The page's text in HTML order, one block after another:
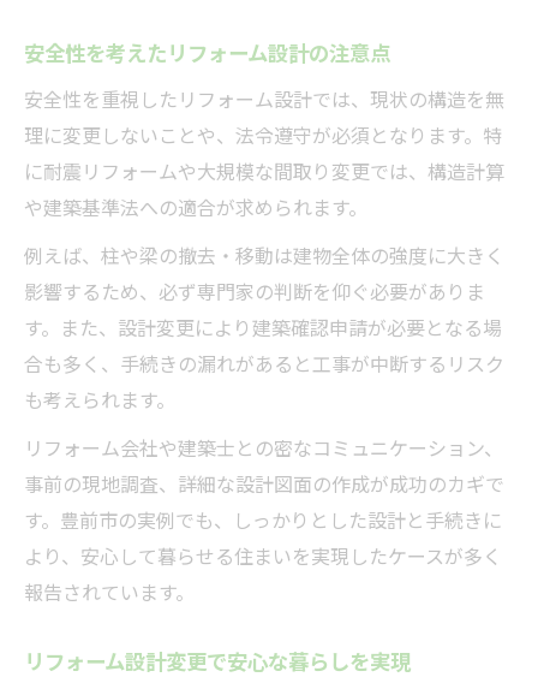
安全性を考えたリフォーム設計の注意点
安全性を重視したリフォーム設計では、現状の構造を無
理に変更しないことや、法令遵守が必須となります。特
に耐震リフォームや大規模な間取り変更では、構造計算
や建築基準法への適合が求められます。
例えば、柱や梁の撤去・移動は建物全体の強度に大きく
影響するため、必ず専門家の判断を仰ぐ必要がありま
す。また、設計変更により建築確認申請が必要となる場
合も多く、手続きの漏れがあると工事が中断するリスク
も考えられます。
リフォーム会社や建築士との密なコミュニケーション、
事前の現地調査、詳細な設計図面の作成が成功のカギで
す。豊前市の実例でも、しっかりとした設計と手続きに
より、安心して暮らせる住まいを実現したケースが多く
報告されています。
リフォーム設計変更で安心な暮らしを実現